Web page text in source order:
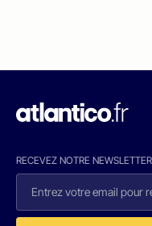
RECEVEZ NOTRE NEWSLETTER